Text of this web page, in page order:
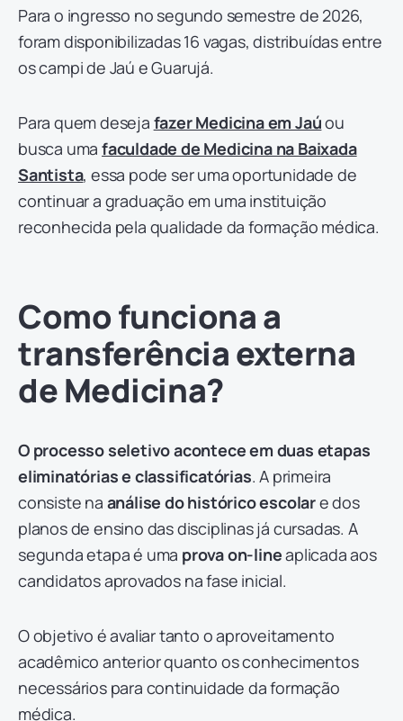
Para o ingresso no segundo semestre de 2026,
foram disponibilizadas 16 vagas, distribuídas entre
os campi de Jaú e Guarujá.
Para quem deseja fazer Medicina em Jaúou
busca umafaculdade de Medicina na Baixada
Santista, essa pode ser uma oportunidade de
continuar a graduação em uma instituição
reconhecida pela qualidade da formação médica.
Como funciona a
transferência externa
de Medicina?
O processo seletivo acontece em duas etapas
eliminatórias e classificatórias. A primeira
consiste na análise do histórico escolare dos
planos de ensino das disciplinas já cursadas. A
segunda etapa é uma prova on-lineaplicada aos
candidatos aprovados na fase inicial.
O objetivo é avaliar tanto o aproveitamento
acadêmico anterior quanto os conhecimentos
necessários para continuidade da formação
médica.